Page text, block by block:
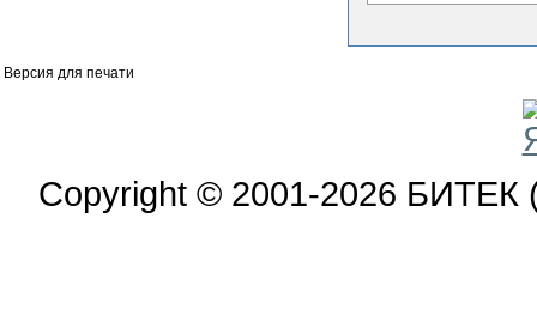
Версия для печати
Copyright © 2001-2026 БИТЕК